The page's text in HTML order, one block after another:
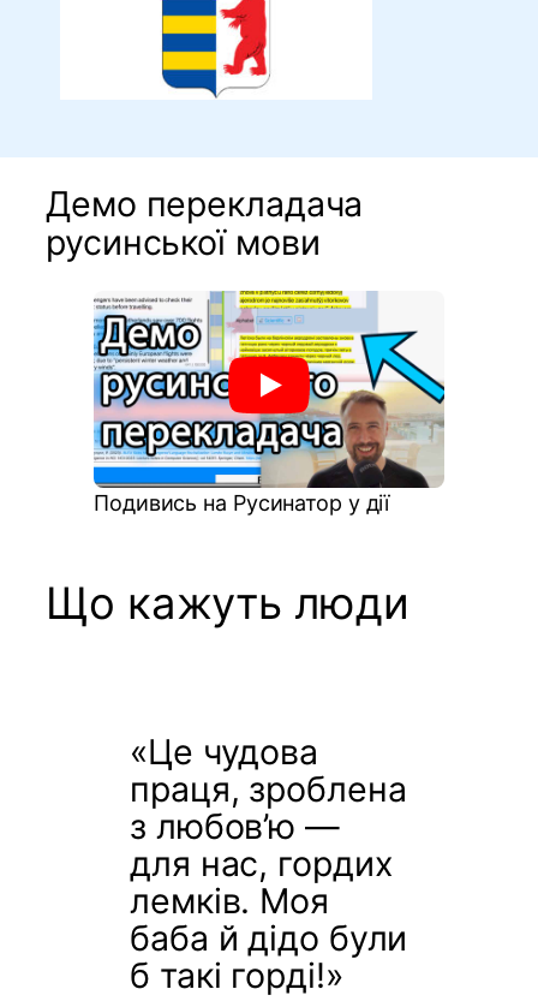
Демо перекладача
русинської мови
Подивись на Русинатор у дії
Що кажуть люди
«Це чудова
праця, зроблена
з любов’ю —
для нас, гордих
лемків. Моя
баба й дідо були
б такі горді!»